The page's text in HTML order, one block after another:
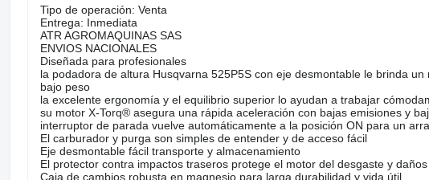
Tipo de operación: Venta
Entrega: Inmediata
ATR AGROMAQUINAS SAS
ENVIOS NACIONALES
Diseñada para profesionales
la podadora de altura Husqvarna 525P5S con eje desmontable le brinda
bajo peso
la excelente ergonomía y el equilibrio superior lo ayudan a trabajar
su motor X-Torq® asegura una rápida aceleración con bajas emisiones y
interruptor de parada vuelve automáticamente a la posición ON para un
El carburador y purga son simples de entender y de acceso fácil
Eje desmontable fácil transporte y almacenamiento
El protector contra impactos traseros protege el motor del desgaste y daños
Caja de cambios robusta en magnesio para larga durabilidad y vida útil